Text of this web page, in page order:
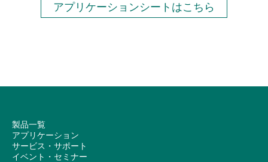
アプリケーションシートはこちら
製品一覧
アプリケーション
サービス・サポート
イベント・セミナー